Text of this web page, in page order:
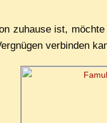
zu­hau­se ist,
ver­bin­den